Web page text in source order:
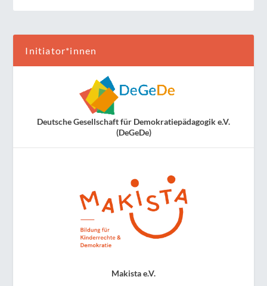
Initiator*innen
Deutsche Gesellschaft für Demokratiepädagogik e.V.
(DeGeDe)
Makista e.V.